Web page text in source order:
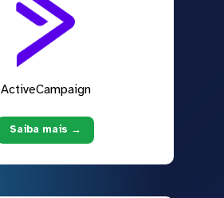
ActiveCampaign
Saiba mais →